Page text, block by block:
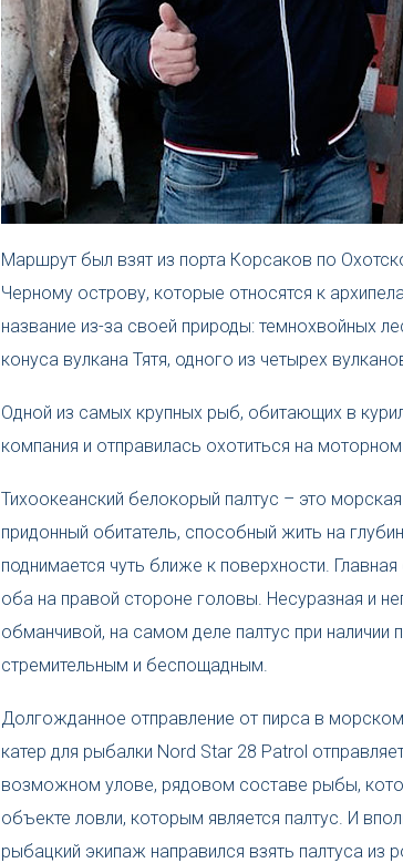
Маршрут был взят из порта Корсаков по
Черному острову, которые относятся к
название из-за своей природы: темнохвойных
конуса вулкана Тятя, одного из четырех
Одной из самых крупных рыб, обитающих в
компания и отправилась охотиться на
Тихоокеанский белокорый палтус – это
придонный обитатель, способный жить на
поднимается чуть ближе к поверхности.
оба на правой стороне головы. Несуразная и
обманчивой, на самом деле палтус при наличии
стремительным и беспощадным.
Долгожданное отправление от пирса в
катер для рыбалки Nord Star 28 Patrol
возможном улове, рядовом составе рыбы,
объекте ловли, которым является палтус. И
рыбацкий экипаж направился взять палтуса из